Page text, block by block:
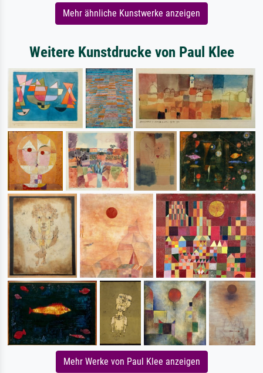
Mehr ähnliche Kunstwerke anzeigen
Weitere Kunstdrucke von Paul Klee
Mehr Werke von Paul Klee anzeigen